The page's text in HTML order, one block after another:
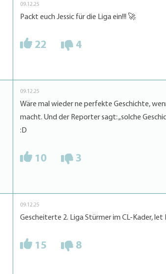
09.12.25
Packt euch Jessic für die Liga ein!!! 🚀
22 4
09.12.25
Wäre mal wieder ne perfekte Geschichte,
macht. Und der Reporter sagt: „solche
:D
10 3
09.12.25
Gescheiterte 2. Liga Stürmer im CL-Kader, let
15 8